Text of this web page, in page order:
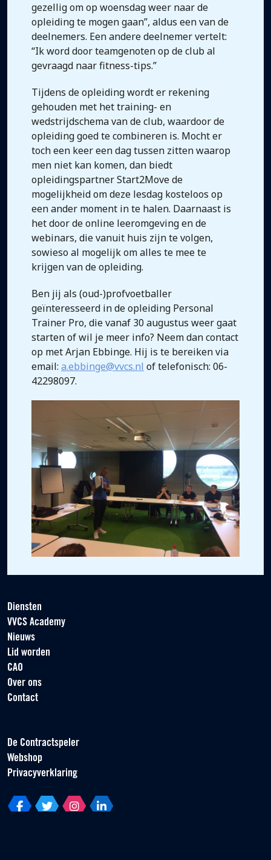
gezellig om op woensdag weer naar de
opleiding te mogen gaan”, aldus een van de
deelnemers. Een andere deelnemer vertelt:
“Ik word door teamgenoten op de club al
gevraagd naar fitness-tips.”
Tijdens de opleiding wordt er rekening
gehouden met het training- en
wedstrijdschema van de club, waardoor de
opleiding goed te combineren is. Mocht er
toch een keer een dag tussen zitten waarop
men niet kan komen, dan biedt
opleidingspartner Start2Move de
mogelijkheid om deze lesdag kosteloos op
een ander moment in te halen. Daarnaast is
het door de online leeromgeving en de
webinars, die vanuit huis zijn te volgen,
sowieso al mogelijk om alles te mee te
krijgen van de opleiding.
Ben jij als (oud-)profvoetballer
geïnteresseerd in de opleiding Personal
Trainer Pro, die vanaf 30 augustus weer gaat
starten of wil je meer info? Neem dan contact
op met Arjan Ebbinge. Hij is te bereiken via
email: a.ebbinge@vvcs.nl of telefonisch: 06-
42298097.
Diensten
VVCS Academy
Nieuws
Lid worden
CAO
Over ons
Contact
De Contractspeler
Webshop
Privacyverklaring